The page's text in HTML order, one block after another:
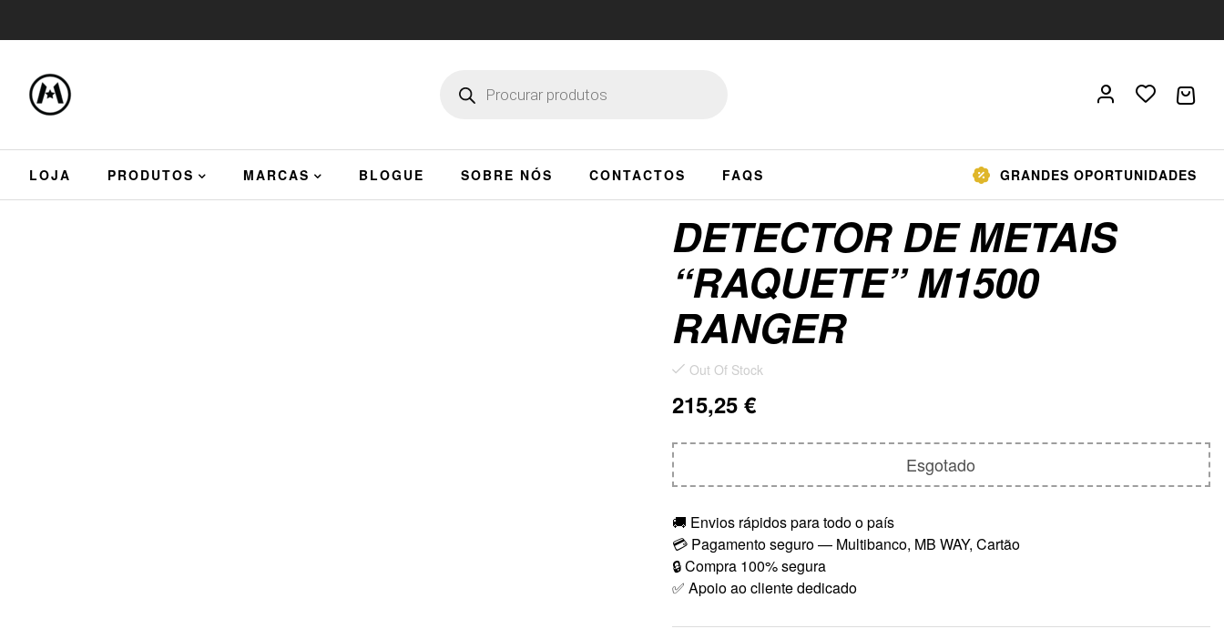
LOJA PRODUTOS MARCAS BLOGUE SOBRE NÓS CONTACTOS FAQS GRANDES OPORTUNIDADES
DETECTOR DE METAIS
“RAQUETE” M1500
RANGER
Out Of Stock
215,25 €
Esgotado
🚚 Envios rápidos para todo o país
💳 Pagamento seguro — Multibanco, MB WAY, Cartão
🔒 Compra 100% segura
✅ Apoio ao cliente dedicado